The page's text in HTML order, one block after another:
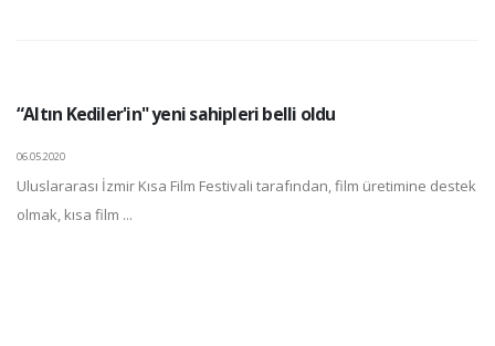
“Altın Kediler'in" yeni sahipleri belli oldu
06.05.2020
Uluslararası İzmir Kısa Film Festivali tarafından, film üretimine destek
olmak, kısa film ...